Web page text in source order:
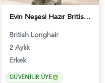
Evin Neşesi Hazır British Longhair Tabby - 4693
British Longhair
2 Aylık
Erkek
GÜVENILIR ÜYE